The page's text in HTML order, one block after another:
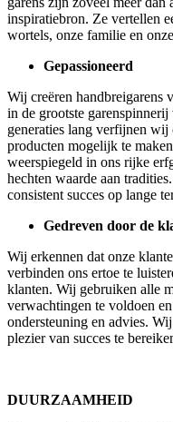
inspiratiebron. Ze vertellen
wortels, onze familie en
Gepassioneerd
Wij creëren handbreigarens
in de grootste
generaties lang verfijnen wij
producten mogelijk te
weerspiegeld in ons rijke
hechten waarde aan
consistent succes op lange
Gedreven door de
Wij erkennen dat onze
verbinden ons ertoe te
klanten. Wij gebruiken alle
verwachtingen te voldoen
ondersteuning en advies.
plezier van succes te
DUURZAAMHEID